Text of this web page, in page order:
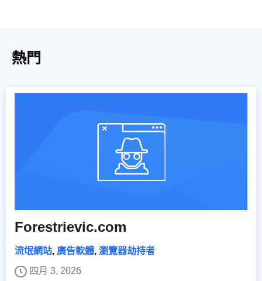
熱門
Forestrievic.com
流氓網站, 廣告軟體, 瀏覽器劫持者
四月 3, 2026